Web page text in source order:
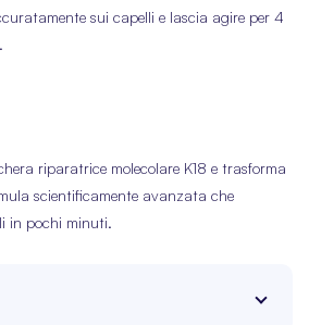
sui capelli e lascia agire per 4
riparatrice molecolare K18 e trasforma
scientificamente avanzata che
in pochi minuti.